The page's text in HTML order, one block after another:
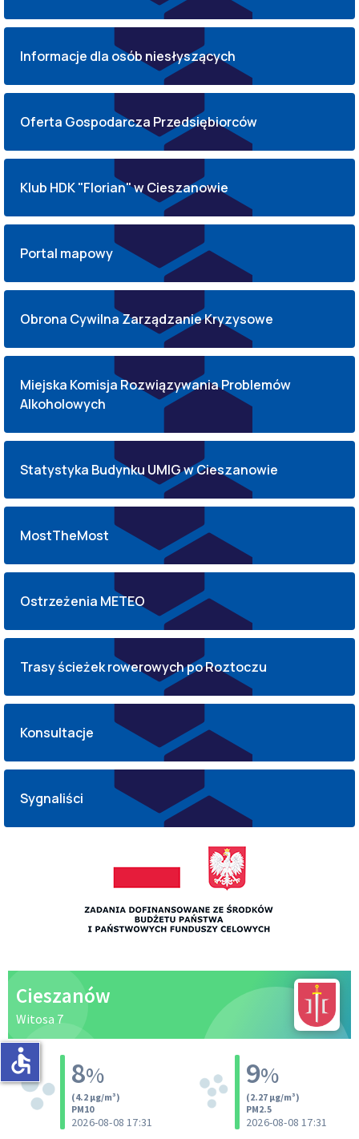
Informacje dla osób niesłyszących
Oferta Gospodarcza Przedsiębiorców
Klub HDK "Florian" w Cieszanowie
Portal mapowy
Obrona Cywilna Zarządzanie Kryzysowe
Miejska Komisja Rozwiązywania Problemów
Alkoholowych
Statystyka Budynku UMIG w Cieszanowie
MostTheMost
Ostrzeżenia METEO
Trasy ścieżek rowerowych po Roztoczu
Konsultacje
Sygnaliści
accessible